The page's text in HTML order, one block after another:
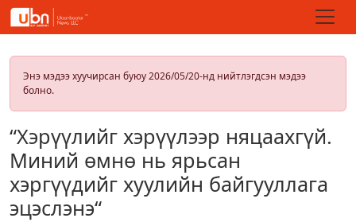
Энэ мэдээ хуучирсан буюу 2026/05/20-нд нийтлэгдсэн мэдээ
болно.
“Хэрүүлийг хэрүүлээр няцаахгүй.
Миний өмнө нь ярьсан
хэргүүдийг хуулийн байгууллага
эцэслэнэ“